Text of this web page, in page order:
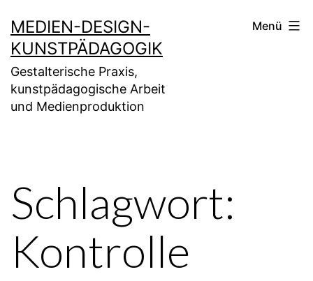
Inhalt
springen
MEDIEN-DESIGN-
KUNSTPÄDAGOGIK
Gestalterische Praxis,
kunstpädagogische Arbeit
und Medienproduktion
Menü
Schlagwort:
Kontrolle